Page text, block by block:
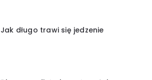
Jak długo trawi się jedzenie